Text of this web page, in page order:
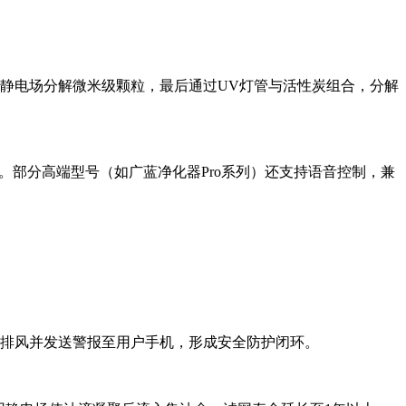
电场分解微米级颗粒，最后通过UV灯管与活性炭组合，分解
分高端型号（如广蓝净化器Pro系列）还支持语音控制，兼
风并发送警报至用户手机，形成安全防护闭环。